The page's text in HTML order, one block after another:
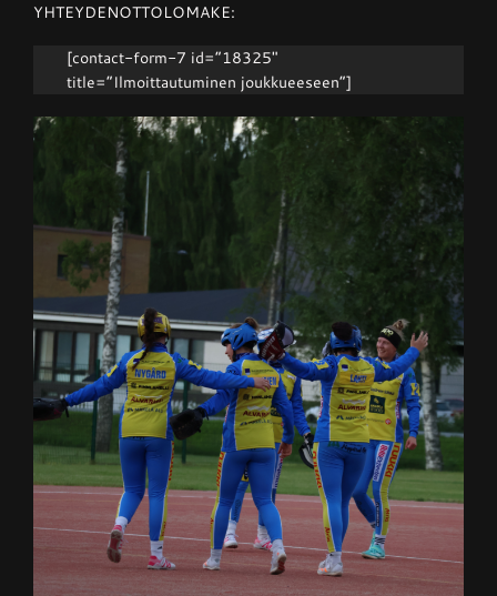
YHTEYDENOTTOLOMAKE:
[contact-form-7 id=”18325″
title=”Ilmoittautuminen joukkueeseen”]